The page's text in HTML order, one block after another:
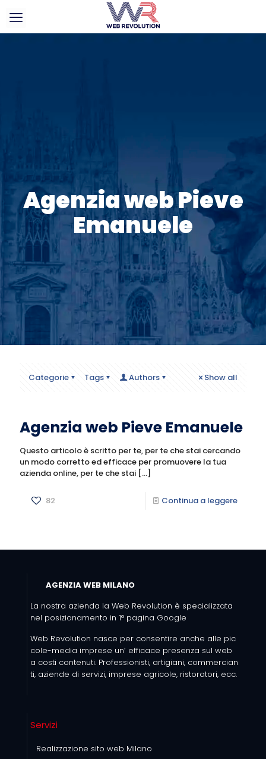
Agenzia web Pieve
Emanuele
Categorie Tags Authors Show all
Agenzia web Pieve Emanuele
Questo articolo è scritto per te, per te che stai cercando
un modo corretto ed efficace per promuovere la tua
azienda online, per te che stai […]
82 Continua a leggere
AGENZIA WEB MILANO
La nostra azienda la Web Revolution è specializzata
nel posizionamento in 1° pagina Google
Web Revolution nasce per consentire anche alle pic
cole-media imprese un’ efficace presenza sul web
a costi contenuti. Professionisti, artigiani, commercian
ti, aziende di servizi, imprese agricole, ristoratori, ecc.
Servizi
Realizzazione sito web Milano